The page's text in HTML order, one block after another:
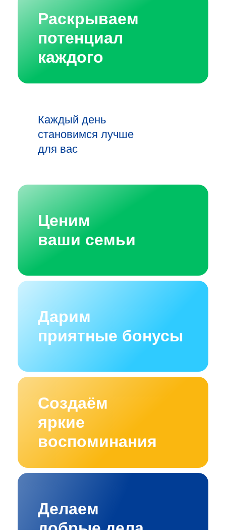
Раскрываем
потенциал
каждого
Каждый день
становимся лучше
для вас
Дарим
приятные бонусы
Ценим
ваши семьи
Создаём
яркие
воспоминания
Делаем